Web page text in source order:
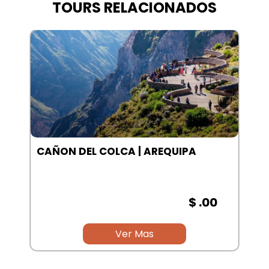
TOURS RELACIONADOS
LAGUNA SALINAS | AREQUIPA
$ .00
Ver Mas